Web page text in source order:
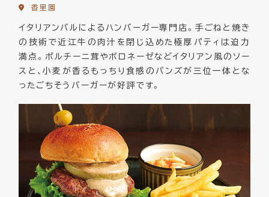
香里園
イタリアンバルによるハンバーガー専門店。手ごねと焼き
の技術で近江牛の肉汁を閉じ込めた極厚パティは迫力
満点。ポルチーニ茸やボロネーゼなどイタリアン風のソー
スと、小麦が香るもっちり食感のバンズが三位一体とな
ったごちそうバーガーが好評です。